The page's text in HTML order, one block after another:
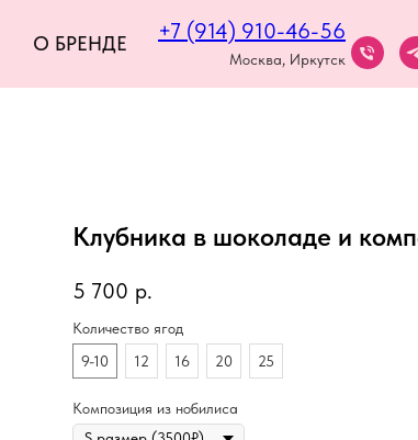
О БРЕНДЕ +7 (914) 910-46-56
Москва, Иркутск
Клубника в шоколаде и
5 700 р.
Количество ягод
9-10
12 16 20 25
Композиция из нобилиса